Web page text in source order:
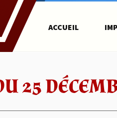
ACCUEIL
25